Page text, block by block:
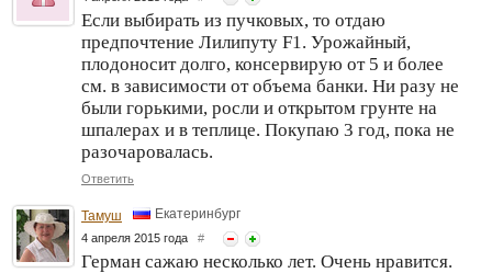
Если выбирать из пучковых, то отдаю
предпочтение Лилипуту F1. Урожайный,
плодоносит долго, консервирую от 5 и более
см. в зависимости от объема банки. Ни разу не
были горькими, росли и открытом грунте на
шпалерах и в теплице. Покупаю 3 год, пока не
разочаровалась.
Ответить
Тамуш Екатеринбург
4 апреля 2015 года #
Герман сажаю несколько лет. Очень нравится.